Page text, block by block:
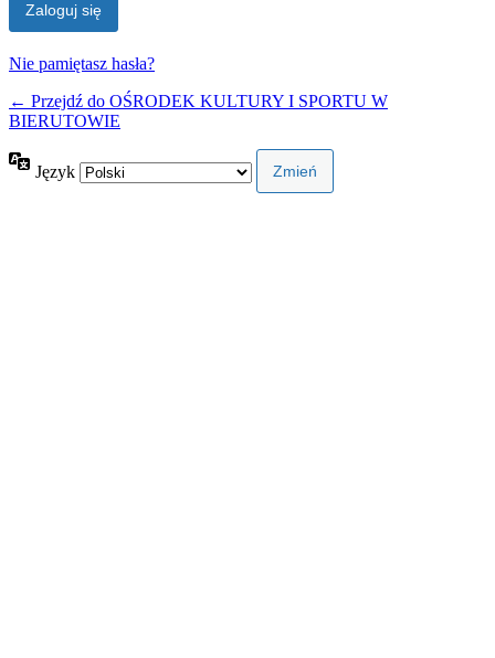
Nie pamiętasz hasła?
← Przejdź do OŚRODEK KULTURY I SPORTU W
BIERUTOWIE
Język